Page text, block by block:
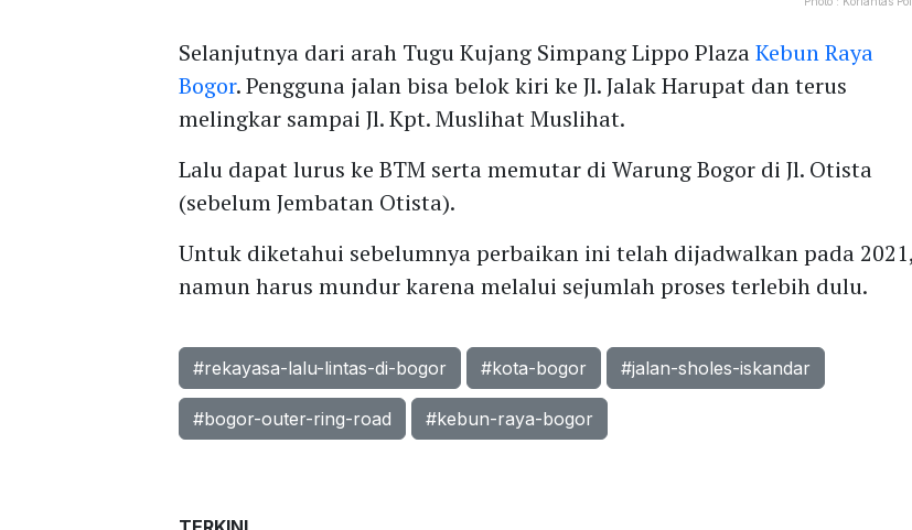
Selanjutnya dari arah Tugu Kujang Simpang Lippo PlazaKebun Raya
Bogor. Pengguna jalan bisa belok kiri ke Jl. Jalak Harupat dan terus
melingkar sampai Jl. Kpt. Muslihat Muslihat.
Lalu dapat lurus ke BTM serta memutar di Warung Bogor di Jl. Otista
(sebelum Jembatan Otista).
Untuk diketahui sebelumnya perbaikan ini telah dijadwalkan pada 2021,
namun harus mundur karena melalui sejumlah proses terlebih dulu.
#rekayasa-lalu-lintas-di-bogor #kota-bogor #jalan-sholes-iskandar
#bogor-outer-ring-road #kebun-raya-bogor